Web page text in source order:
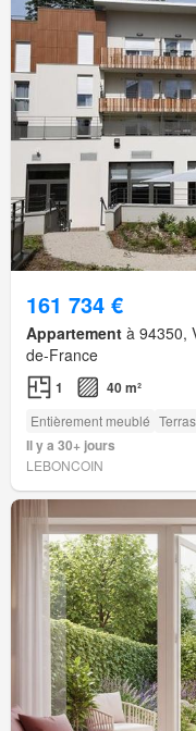
161 734 €
Appartement à 94350,
de-France
1 40 m²
Entièrement meublé
Il y a 30+ jours
LEBONCOIN